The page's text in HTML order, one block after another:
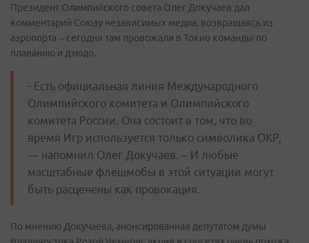
Президент Олимпийского совета Олег Докучаев дал
комментарий Союзу независимых медиа, возвращаясь из
аэропорта – сегодня там провожали в Токио команды по
плаванию и дзюдо.
- Есть официальная линия Международного
Олимпийского комитета и Олимпийского
комитета России. Она состоит в том, что во
время Игр используется только символика ОКР,
— напомнил Олег Докучаев. – И любые
масштабные флешмобы в этой ситуации могут
быть расценены как провокация.
По мнению Докучаева, анонсированная депутатом думы